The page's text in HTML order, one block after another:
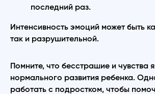
последний раз.
Интенсивность эмоций может быть
так и разрушительной.
Помните, что бесстрашие и чувства
нормального развития ребенка.
работать с подростком, чтобы